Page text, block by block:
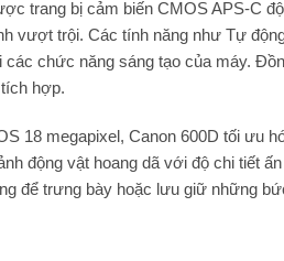
trang bị cảm biến CMOS APS-C
vượt trội. Các tính năng như Tự
các chức năng sáng tạo của máy.
hợp.
18 megapixel, Canon 600D tối ưu
động vật hoang dã với độ chi tiết
để trưng bày hoặc lưu giữ những